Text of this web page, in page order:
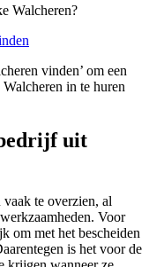
Walcheren?
vinden’ om een
in te huren
uit
te overzien, al
Voor
om met het bescheiden
is het voor de